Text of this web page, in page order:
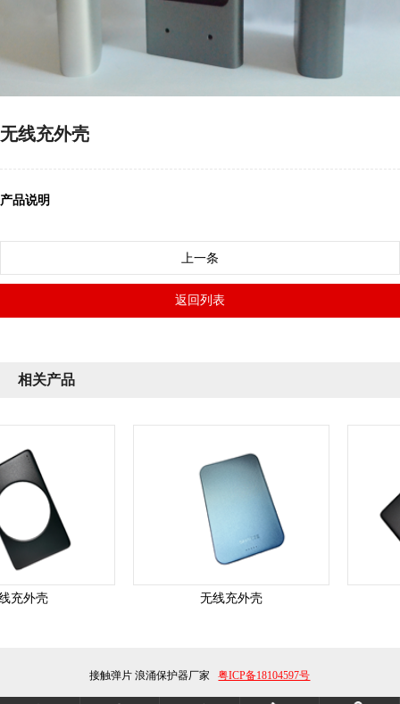
无线充外壳
产品说明
上一条
返回列表
相关产品
充外壳 无线充外壳
接触弹片 浪涌保护器厂家 粤ICP备18104597号